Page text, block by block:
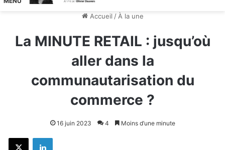
Accueil / À la une
La MINUTE RETAIL : jusqu’où
aller dans la
communautarisation du
commerce ?
16 juin 2023 4 Moins d’une minute
X Linkedin